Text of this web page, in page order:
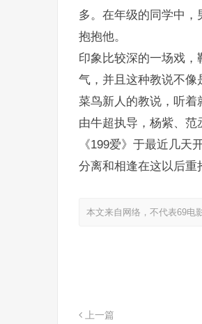
多。在年级的同学中
抱抱他。
印象比较深的一场戏
气，并且这种教说不像
菜鸟新人的教说，听着
由牛超执导，杨紫、范
《199爱》于最近几
分离和相逢在这以后重
本文来自网络，不代表69电
上一篇